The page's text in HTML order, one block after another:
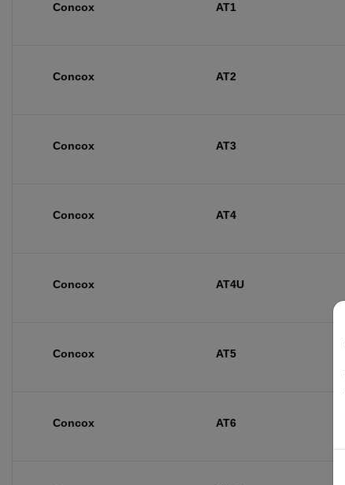
Concox AT1
Concox AT2
Concox AT3
Concox AT4
Concox AT4U
Concox AT5
Concox AT6